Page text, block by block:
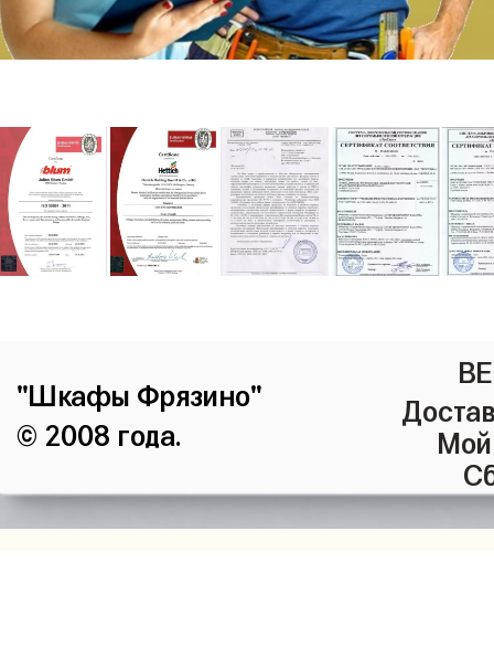
"Шкафы Фрязино"
© 2008 года.